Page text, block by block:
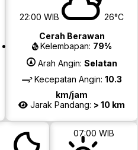
22:00 WIB
26°C
Cerah Berawan
Kelembapan: 79%
Arah Angin: Selatan
Kecepatan Angin: 10.3
km/jam
Jarak Pandang: > 10 km
07:00 WIB